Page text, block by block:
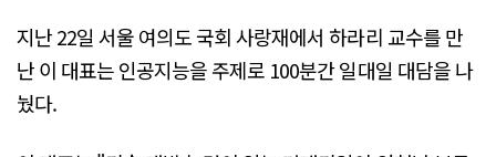
지난 22일 서울 여의도 국회 사랑재에서 하라리 교수를 만
난 이 대표는 인공지능을 주제로 100분간 일대일 대담을 나
눴다.